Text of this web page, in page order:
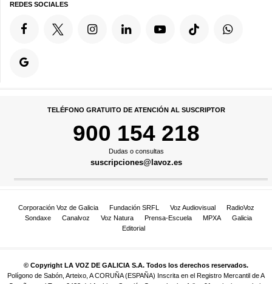
REDES SOCIALES
TELÉFONO GRATUITO DE ATENCIÓN AL SUSCRIPTOR
900 154 218
Dudas o consultas
suscripciones@lavoz.es
Corporación Voz de Galicia Fundación SRFL Voz Audiovisual
RadioVoz
Sondaxe
Canalvoz Voz Natura Prensa-Escuela MPXA
Galicia
Editorial
© Copyright LA VOZ DE GALICIA S.A. Todos los derechos reservados.
Polígono de Sabón, Arteixo, A CORUÑA (ESPAÑA) Inscrita en el Registro Mercantil de A